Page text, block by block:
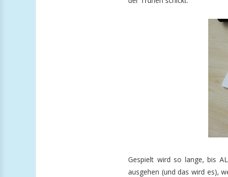
Gespielt wird so lange, bis
ausgehen (und das wird es),